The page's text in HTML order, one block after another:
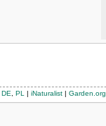
,DE ,PL |iNaturalist |Garden.org